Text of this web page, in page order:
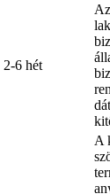
2-6 hét
A